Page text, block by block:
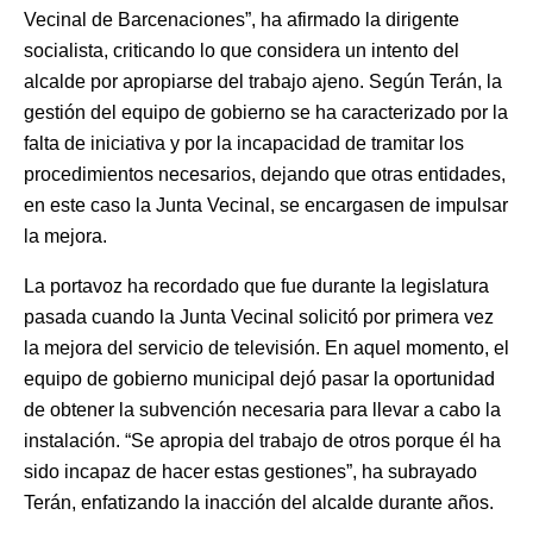
Vecinal de Barcenaciones”, ha afirmado la dirigente
socialista, criticando lo que considera un intento del
alcalde por apropiarse del trabajo ajeno. Según Terán, la
gestión del equipo de gobierno se ha caracterizado por la
falta de iniciativa y por la incapacidad de tramitar los
procedimientos necesarios, dejando que otras entidades,
en este caso la Junta Vecinal, se encargasen de impulsar
la mejora.
La portavoz ha recordado que fue durante la legislatura
pasada cuando la Junta Vecinal solicitó por primera vez
la mejora del servicio de televisión. En aquel momento, el
equipo de gobierno municipal dejó pasar la oportunidad
de obtener la subvención necesaria para llevar a cabo la
instalación. “Se apropia del trabajo de otros porque él ha
sido incapaz de hacer estas gestiones”, ha subrayado
Terán, enfatizando la inacción del alcalde durante años.